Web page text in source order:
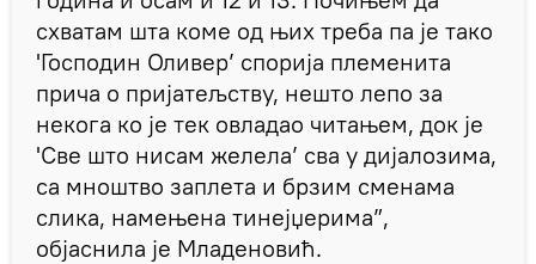
схватам шта коме од њих треба па је тако
'Господин Оливер’ спорија племенита
прича о пријатељству, нешто лепо за
некога ко је тек овладао читањем, док је
'Све што нисам желела’ сва у дијалозима,
са мноштво заплета и брзим сменама
слика, намењена тинејџерима”,
објаснила је Младеновић.